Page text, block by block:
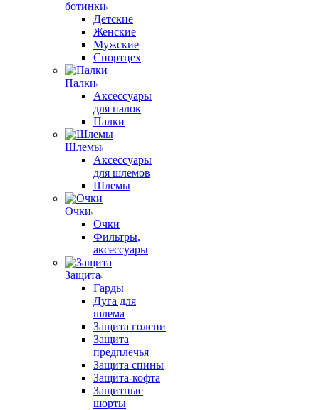
ботинки
Детские
Женские
Мужские
Спортцех
Палки
Аксессуары
для палок
Палки
Шлемы
Аксессуары
для шлемов
Шлемы
Очки
Очки
Фильтры,
аксессуары
Защита
Гарды
Дуга для
шлема
Защита голени
Защита
предплечья
Защита спины
Защита-кофта
Защитные
шорты